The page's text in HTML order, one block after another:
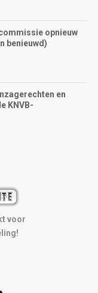
opnieuw
benieuwd)
en
KNVB-
voor